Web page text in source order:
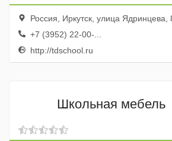
Россия, Иркутск, улица Ядринцева,
+7 (3952) 22-00-...
http://tdschool.ru
Школьная мебель